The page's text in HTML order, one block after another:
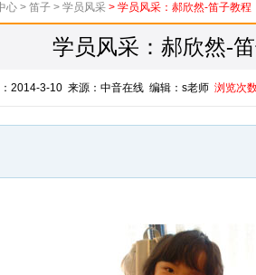
心 > 笛子 > 学员风采 > 学员风采：郝欣然-笛子教程
学员风采：郝欣然-
：2014-3-10 来源：中音在线 编辑：s老师浏览次